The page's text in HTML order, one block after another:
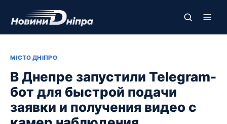
МІСТО ДНІПРО
В Днепре запустили Telegram-
бот для быстрой подачи
заявки и получения видео с